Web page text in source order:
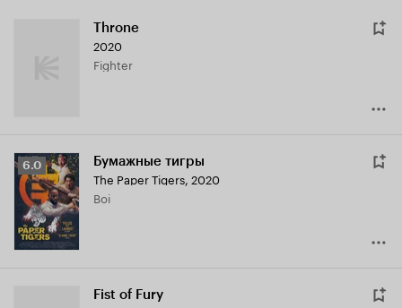
Throne
2020
Fighter
Рейтинг
Кинопоиска
6.0
6.0 Бумажные тигры
The Paper Tigers, 2020
Boi
Fist of Fury